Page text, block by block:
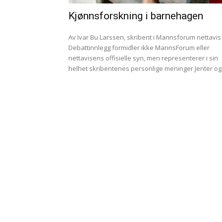
Kjønnsforskning i barnehagen
Av Ivar Bu Larssen, skribent i Mannsforum nettavis
Debattinnlegg formidler ikke MannsForum eller
nettavisens offisielle syn, men representerer i sin
helhet skribentenes personlige meninger